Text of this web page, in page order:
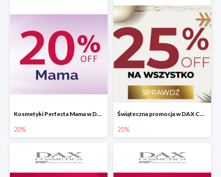
Kosmetyki Perfecta Mama w Dax Cosmetics -20%
20%
Świąteczna promocja w DAX Cosmetics do -25%
25%